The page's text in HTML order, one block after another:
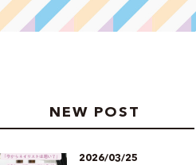
NEW POST
2026/03/25